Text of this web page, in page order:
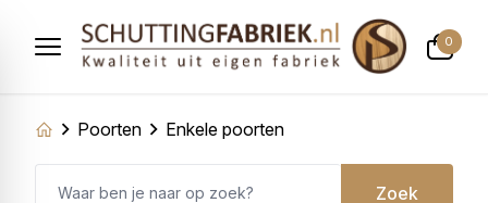
0
Poorten Enkele poorten
Zoek